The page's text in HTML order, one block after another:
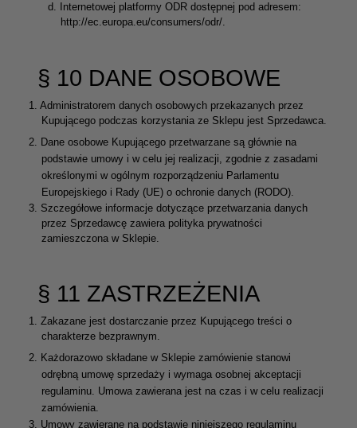
d.
Internetowej platformy ODR dostępnej pod adresem:
http://ec.europa.eu/consumers/odr/.
§ 10 DANE OSOBOWE
1. Administratorem danych osobowych przekazanych przez
Kupującego podczas korzystania ze Sklepu jest Sprzedawca.
2. Dane osobowe Kupującego przetwarzane są głównie na
podstawie umowy i w celu jej realizacji, zgodnie z zasadami
określonymi w ogólnym rozporządzeniu Parlamentu
Europejskiego i Rady (UE) o ochronie danych (RODO).
3. Szczegółowe informacje dotyczące przetwarzania danych
przez Sprzedawcę zawiera polityka prywatności
zamieszczona w Sklepie.
§ 11 ZASTRZEŻENIA
1. Zakazane jest dostarczanie przez Kupującego treści o
charakterze bezprawnym.
2. Każdorazowo składane w Sklepie zamówienie stanowi
odrębną umowę sprzedaży i wymaga osobnej akceptacji
regulaminu. Umowa zawierana jest na czas i w celu realizacji
zamówienia.
3. Umowy zawierane na podstawie niniejszego regulaminu